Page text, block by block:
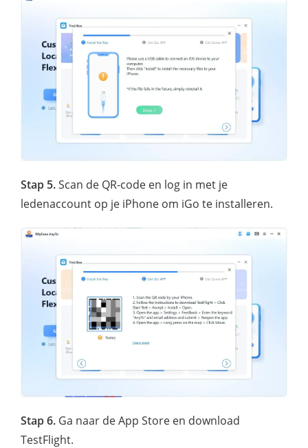
Stap 5.Scan de QR-code en log in met je
ledenaccount op je iPhone om iGo te installeren.
Stap 6. Ga naar de App Store en download
TestFlight.